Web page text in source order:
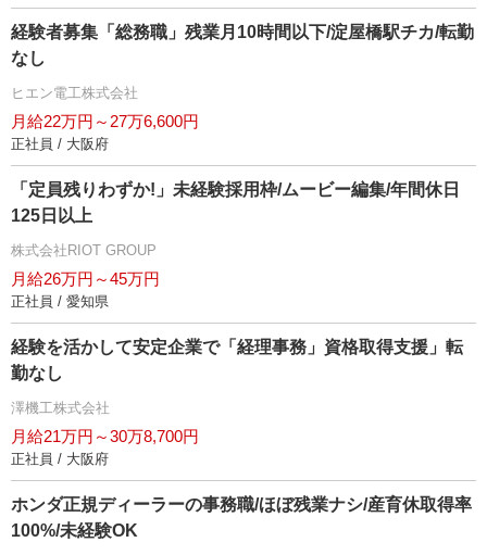
経験者募集「総務職」残業月10時間以下/淀屋橋駅チカ/転勤
なし
ヒエン電工株式会社
月給22万円～27万6,600円
正社員 / 大阪府
「定員残りわずか!」未経験採用枠/ムービー編集/年間休日
125日以上
株式会社RIOT GROUP
月給26万円～45万円
正社員 / 愛知県
経験を活かして安定企業で「経理事務」資格取得支援」転
勤なし
澤機工株式会社
月給21万円～30万8,700円
正社員 / 大阪府
ホンダ正規ディーラーの事務職/ほぼ残業ナシ/産育休取得率
100%/未経験OK